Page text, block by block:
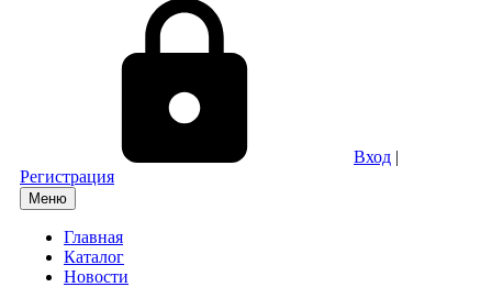
Вход |
Регистрация
Меню
Главная
Каталог
Новости